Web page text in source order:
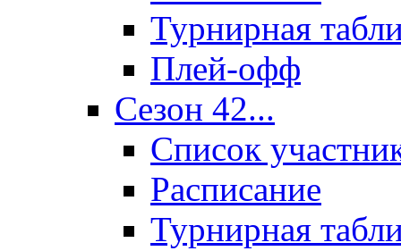
Турнирная
Плей-офф
Сезон 42...
Список
Расписание
Турнирная